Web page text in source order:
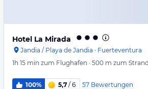
Hotel La Mirada
Jandia / Playa de Jandia · Fuerteventura
1h 15 min zum Flughafen · 500 m zum Strand
100% 5,7 / 6 57 Bewertungen